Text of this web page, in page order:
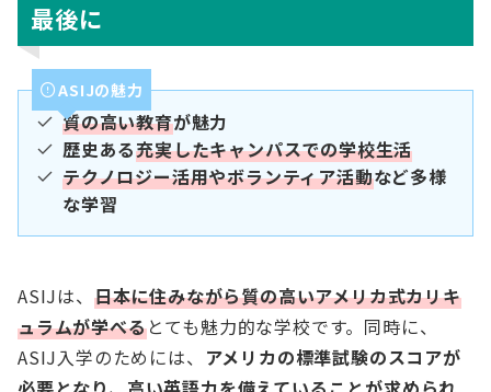
最後に
ASIJの魅力
質の高い教育が魅力
歴史ある充実したキャンパスでの学校生活
テクノロジー活用やボランティア活動など多様
な学習
ASIJは、 日本に住みながら質の高いアメリカ式カリキ
ュラムが学べるとても魅力的な学校です。同時に、
ASIJ入学のためには、 アメリカの標準試験のスコアが